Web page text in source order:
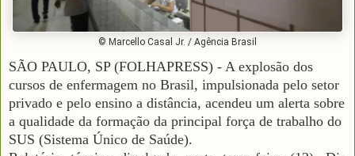
© Marcello Casal Jr. / Agência Brasil
SÃO PAULO, SP (FOLHAPRESS) - A explosão dos
cursos de enfermagem no Brasil, impulsionada pelo setor
privado e pelo ensino a distância, acendeu um alerta sobre
a qualidade da formação da principal força de trabalho do
SUS (Sistema Único de Saúde).